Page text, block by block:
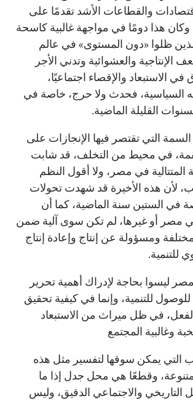
والقطاعات الأشد تقدمًا على
وكان هذا دومًا في مواجهة غالبية كاسحة
ظلوا «دون المستوى» في عالم
والعشوائية وتدني الأجر
في الاستبعاد والإقصاء اجتماعيًا،
السياسية، فحدث ولا حرج، خاصة في
القليلة الماضية.
التي تقتصر فيها الإنجازات على
في محيط من التخلف، قد شابت
المتتالية في مصر، ولا أقول النظم
لأن هذه الأخيرة قد شهدت تحولات
في الستين سنة الماضية، كما أن
مصر أو غيرها، لم تكن سوى آلية ضمن
ومسؤولة عن إنتاج وإعادة إنتاج
للتنمية.
ليسوا بحاجة لإدراك أهمية تحرير
للتنمية، وإنما في كيفية تحقيق
في ظل ميراث من الاستبعاد
وغالبية المجتمع
التي يمكن سوقها لتفسير مثل هذه
وقطعًا هي محل جدل إذا ما
التاريخي والاجتماعي الدقيق، وليس